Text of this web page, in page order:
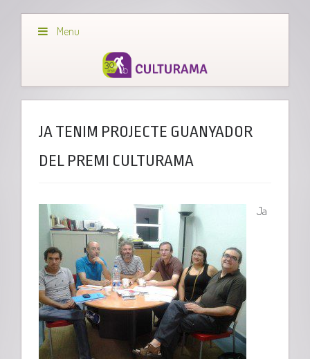
Menu
JA TENIM PROJECTE GUANYADOR
DEL PREMI CULTURAMA
Ja